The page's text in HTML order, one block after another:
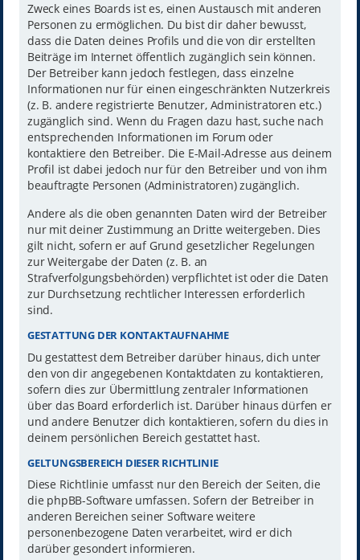
Zweck eines Boards ist es, einen Austausch mit anderen
Personen zu ermöglichen. Du bist dir daher bewusst,
dass die Daten deines Profils und die von dir erstellten
Beiträge im Internet öffentlich zugänglich sein können.
Der Betreiber kann jedoch festlegen, dass einzelne
Informationen nur für einen eingeschränkten Nutzerkreis
(z. B. andere registrierte Benutzer, Administratoren etc.)
zugänglich sind. Wenn du Fragen dazu hast, suche nach
entsprechenden Informationen im Forum oder
kontaktiere den Betreiber. Die E-Mail-Adresse aus deinem
Profil ist dabei jedoch nur für den Betreiber und von ihm
beauftragte Personen (Administratoren) zugänglich.
Andere als die oben genannten Daten wird der Betreiber
nur mit deiner Zustimmung an Dritte weitergeben. Dies
gilt nicht, sofern er auf Grund gesetzlicher Regelungen
zur Weitergabe der Daten (z. B. an
Strafverfolgungsbehörden) verpflichtet ist oder die Daten
zur Durchsetzung rechtlicher Interessen erforderlich
sind.
GESTATTUNG DER KONTAKTAUFNAHME
Du gestattest dem Betreiber darüber hinaus, dich unter
den von dir angegebenen Kontaktdaten zu kontaktieren,
sofern dies zur Übermittlung zentraler Informationen
über das Board erforderlich ist. Darüber hinaus dürfen er
und andere Benutzer dich kontaktieren, sofern du dies in
deinem persönlichen Bereich gestattet hast.
GELTUNGSBEREICH DIESER RICHTLINIE
Diese Richtlinie umfasst nur den Bereich der Seiten, die
die phpBB-Software umfassen. Sofern der Betreiber in
anderen Bereichen seiner Software weitere
personenbezogene Daten verarbeitet, wird er dich
darüber gesondert informieren.